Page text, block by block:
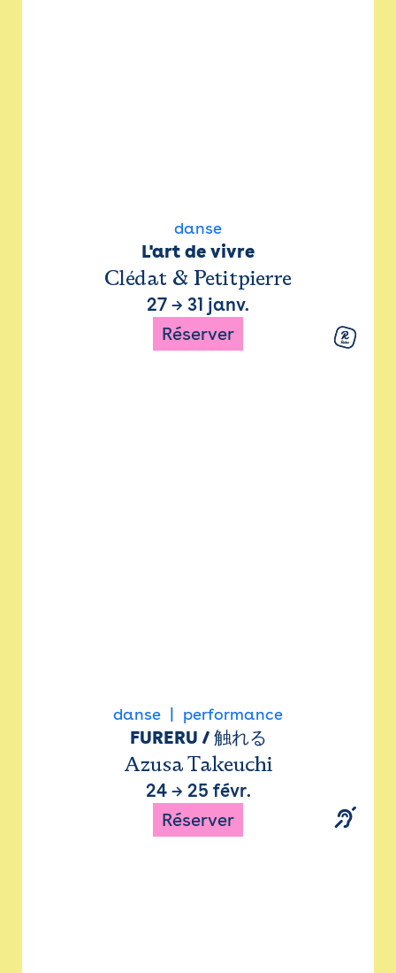
danse
L'art de vivre
Clédat & Petitpierre
27 → 31 janv.
Réserver
danse performance
FURERU / 触れる
Azusa Takeuchi
24→ 25 févr.
Réserver